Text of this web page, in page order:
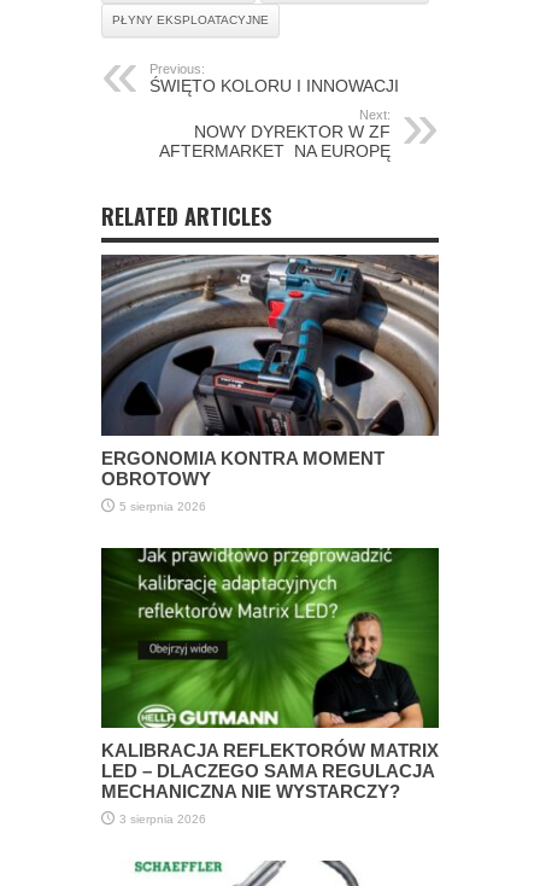
PŁYNY EKSPLOATACYJNE
Previous:
ŚWIĘTO KOLORU I INNOWACJI
Next:
NOWY DYREKTOR W ZF
AFTERMARKET NA EUROPĘ
RELATED ARTICLES
ERGONOMIA KONTRA MOMENT
OBROTOWY
5 sierpnia 2026
KALIBRACJA REFLEKTORÓW MATRIX
LED – DLACZEGO SAMA REGULACJA
MECHANICZNA NIE WYSTARCZY?
3 sierpnia 2026